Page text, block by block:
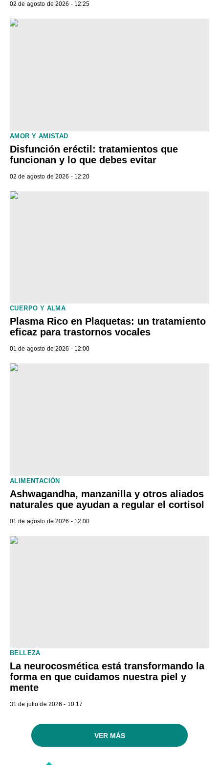
02 de agosto de 2026 - 12:25
AMOR Y AMISTAD
Disfunción eréctil: tratamientos que
funcionan y lo que debes evitar
02 de agosto de 2026 - 12:20
CUERPO Y ALMA
Plasma Rico en Plaquetas: un tratamiento
eficaz para trastornos vocales
01 de agosto de 2026 - 12:00
ALIMENTACIÓN
Ashwagandha, manzanilla y otros aliados
naturales que ayudan a regular el cortisol
01 de agosto de 2026 - 12:00
BELLEZA
La neurocosmética está transformando la
forma en que cuidamos nuestra piel y
mente
31 de julio de 2026 - 10:17
VER MÁS